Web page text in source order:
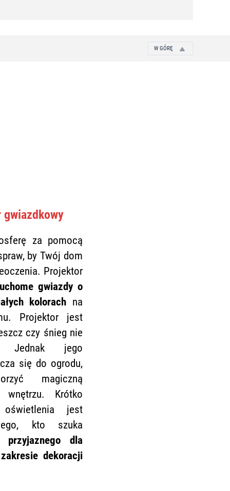
W GÓRĘ
za pomocą
by Twój dom
Projektor
gwiazdy o
kolorach na
Projektor jest
czy śnieg nie
Jednak jego
się do ogrodu,
magiczną
Krótko
jest
kto szuka
dla
dekoracji